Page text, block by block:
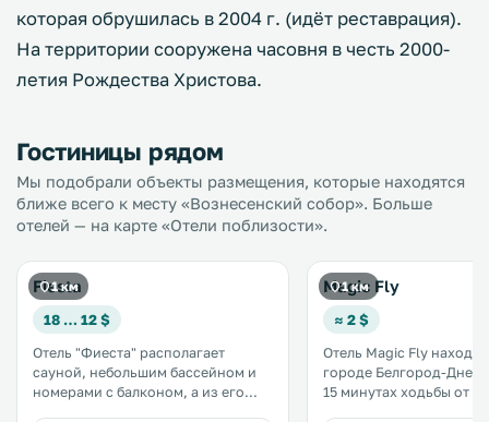
которая обрушилась в 2004 г. (идёт реставрация).
На территории сооружена часовня в честь 2000-
летия Рождества Христова.
Гостиницы рядом
Мы подобрали объекты размещения, которые находятся
ближе всего к месту «Вознесенский собор». Больше
отелей — на карте «Отели поблизости».
1 км
Fiesta
18 … 12 $
Отель "Фиеста" располагает
сауной, небольшим бассейном и
номерами с балконом, а из его
1 км
Magic Fly
≈ 2 $
Отель Magic Fly
городе Белгород-
15 минутах ходьбы от